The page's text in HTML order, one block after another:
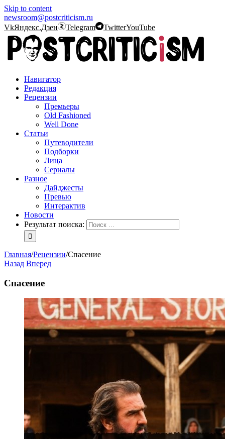
Skip to content
newsroom@postcriticism.ru
VkЯндекс.Дзен Telegram TwitterYouTube
Навигатор
Редакция
Рецензии
Премьеры
Old Fashioned
Well Done
Статьи
Путеводители
Подборки
Лица
Сериалы
Разное
Дайджесты
Превью
Интерактив
Новости
Результат поиска:
Главная/Рецензии/Спасение
Назад Вперед
Спасение